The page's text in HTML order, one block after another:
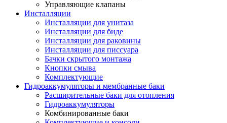
Управляющие клапаны
Инсталляции
Инсталляции для унитаза
Инсталляции для биде
Инсталляции для раковины
Инсталляции для писсуара
Бачки скрытого монтажа
Кнопки смыва
Комплектующие
Гидроаккумуляторы и мембранные баки
Расширительные баки для отопления
Гидроаккумуляторы
Комбинированные баки